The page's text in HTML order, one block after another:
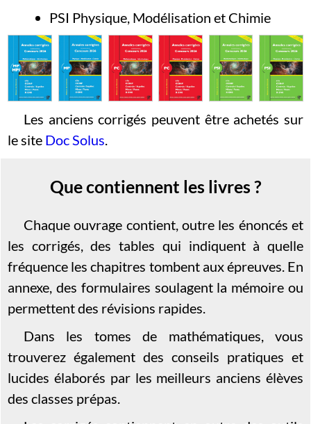
PSI Physique, Modélisation et Chimie
Les anciens corrigés peuvent être achetés sur
le site Doc Solus.
Que contiennent les livres ?
Chaque ouvrage contient, outre les énoncés et
les corrigés, des tables qui indiquent à quelle
fréquence les chapitres tombent aux épreuves. En
annexe, des formulaires soulagent la mémoire ou
permettent des révisions rapides.
Dans les tomes de mathématiques, vous
trouverez également des conseils pratiques et
lucides élaborés par les meilleurs anciens élèves
des classes prépas.